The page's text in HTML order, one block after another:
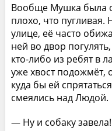
Вообще Мушка была
плохо, что пугливая.
улице, её часто
ней во двор
кто-либо из ребят в
уже хвост подожмёт,
куда бы ей
смеялись над Людой.
— Ну и собаку